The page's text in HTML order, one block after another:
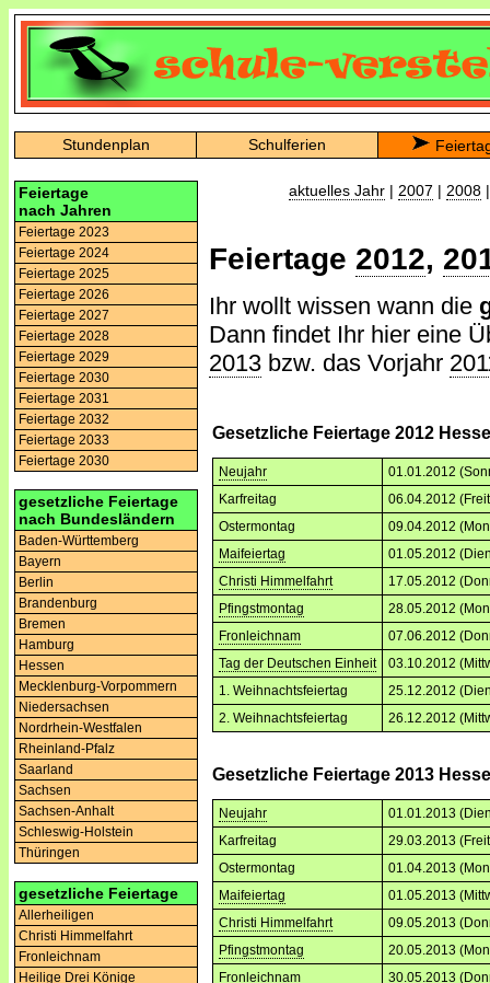
Stundenplan Schulferien
Feiertage
nach Jahren
Feiertage 2023
Feiertage 2024
Feiertage 2025
Feiertage 2026
Feiertage 2027
Feiertage 2028
Feiertage 2029
Feiertage 2030
Feiertage 2031
Feiertage 2032
Feiertage 2033
Feiertage 2030
gesetzliche Feiertage
nach Bundesländern
Baden-Württemberg
Bayern
Berlin
Brandenburg
Bremen
Hamburg
Hessen
Mecklenburg-Vorpommern
Niedersachsen
Nordrhein-Westfalen
Rheinland-Pfalz
Saarland
Sachsen
Sachsen-Anhalt
Schleswig-Holstein
Thüringen
gesetzliche Feiertage
Allerheiligen
Christi Himmelfahrt
Fronleichnam
Heilige Drei Könige
aktuelles Jahr | 2007 | 2008
Feiertage 2012,
Ihr wollt wissen wann die
Dann findet Ihr hier eine
2013 bzw. das Vorjahr
Gesetzliche Feiertage 2012
Neujahr
01.01.2012
Karfreitag
06.04.2012
Ostermontag
09.04.2012
Maifeiertag
01.05.2012
Christi Himmelfahrt
17.05.2012
Pfingstmontag
28.05.2012
Fronleichnam
07.06.2012
Tag der Deutschen Einheit
03.10.2012
1. Weihnachtsfeiertag
25.12.2012
2. Weihnachtsfeiertag
26.12.2012
Gesetzliche Feiertage 2013
Neujahr
01.01.2013
Karfreitag
29.03.2013
Ostermontag
01.04.2013
Maifeiertag
01.05.2013
Christi Himmelfahrt
09.05.2013
Pfingstmontag
20.05.2013
Fronleichnam
30.05.2013